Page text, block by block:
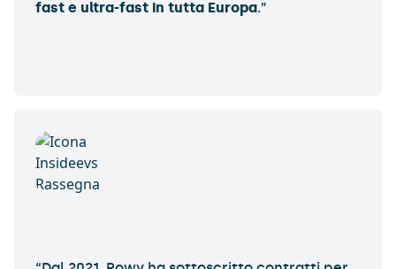
fast e ultra-fast in tutta Europa.”